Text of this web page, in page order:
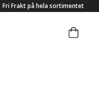
Fri Frakt på hela sortimentet